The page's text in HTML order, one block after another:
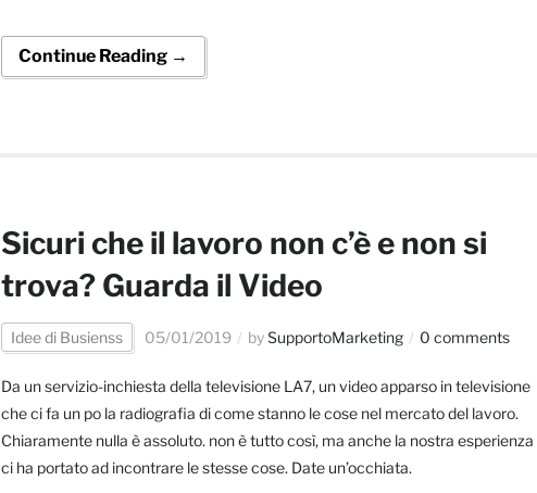
Continue Reading →
Sicuri che il lavoro non c’è e non si
trova? Guarda il Video
Idee di Busienss 05/01/2019 bySupportoMarketing 0 comments
Da un servizio-inchiesta della televisione LA7, un video apparso in televisione
che ci fa un po la radiografia di come stanno le cose nel mercato del lavoro.
Chiaramente nulla è assoluto. non è tutto così, ma anche la nostra esperienza
ci ha portato ad incontrare le stesse cose. Date un’occhiata.